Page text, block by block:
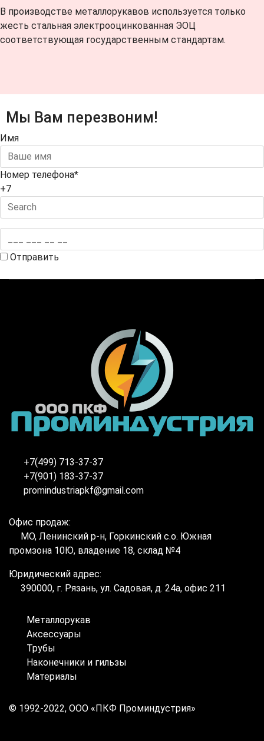
В производстве металлорукавов используется только
жесть стальная электрооцинкованная ЭОЦ
соответствующая государственным стандартам.
Мы Вам перезвоним!
Имя
Номер телефона*
+7
Отправить
+7(499) 713-37-37
+7(901) 183-37-37
promindustriapkf@gmail.com
Офис продаж:
МО, Ленинский р-н, Горкинский с.о. Южная
промзона 10Ю, владение 18, склад №4
Юридический адрес:
390000, г. Рязань, ул. Садовая, д. 24а, офис 211
Металлорукав
Аксессуары
Трубы
Наконечники и гильзы
Материалы
© 1992-2022, ООО «ПКФ Проминдустрия»